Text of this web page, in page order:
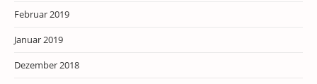
Februar 2019
Januar 2019
Dezember 2018